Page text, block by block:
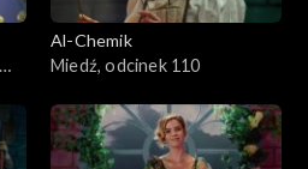
Al-Chemik
Miedź, odcinek 110